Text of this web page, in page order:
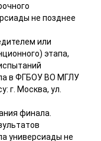
не позднее
или
этапа,
в ФГБОУ ВО МГЛУ
г. Москва, ул.
финала.
универсиады не